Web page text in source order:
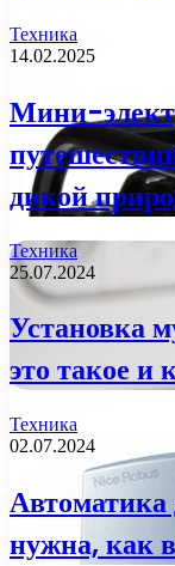
Техника
14.02.2025
Мини-
дикой
Техника
25.07.2024
Установка
это такое и
Техника
02.07.2024
Автоматика
нужна, как